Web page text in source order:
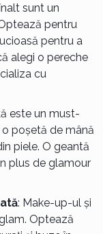
sunt un
pentru
pentru a
alegi o pereche
cu
este un must-
poșetă de mână
piele. O geantă
plus de glamour
: Make-up-ul și
Optează